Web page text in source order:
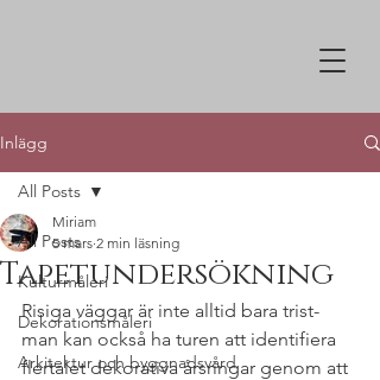
Inlägg
All Posts
Kulturmåleri
Dekorationsmåleri
Arkitektur och byggnadsvård
All Posts
Tapetundersökning
Miriam
5 mars 2 min läsning
Risiga väggar är inte alltid bara trist-
man kan också ha turen att identifiera
flertalet dekorativa årsringar genom att